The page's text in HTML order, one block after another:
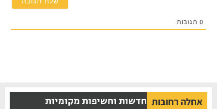
תגובות
אחלה רחובות חדשות וחשיפות מקומיות